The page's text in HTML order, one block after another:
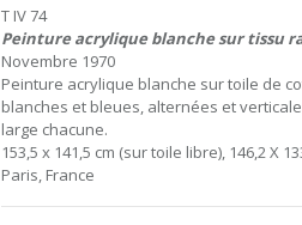
T IV 74
Peinture acrylique blanche sur tissu
Novembre 1970
Peinture acrylique blanche sur toile de
blanches et bleues, alternées et
large chacune.
153,5 x 141,5 cm (sur toile libre), 146,2 X
Paris, France